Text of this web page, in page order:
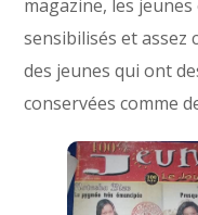
magazine, les
sensibilisés et assez
des jeunes qui ont
conservées comme